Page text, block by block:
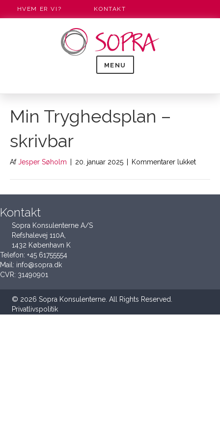
HVEM ER VI? KONTAKT
MENU
Min Tryghedsplan –
skrivbar
AfJesper Søholm 20. januar 2025 Kommentarer lukkettil
Kontakt
Sopra Konsulenterne A/S
Refshalevej 110A,
1432 København K
Telefon: +45 61755554
Mail: info@sopra.dk
CVR: 31490901
© 2026 Sopra Konsulenterne. All Rights Reserved.
Privatlivspolitik